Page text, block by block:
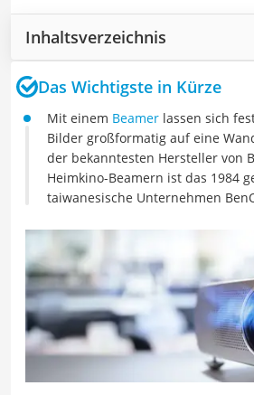
Inhaltsverzeichnis
Das Wichtigste in Kürze
Mit einem Beamer lassen sich
Bilder großformatig auf eine
der bekanntesten Hersteller von
Heimkino-Beamern ist das 1984
taiwanesische Unternehmen